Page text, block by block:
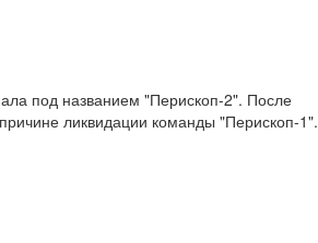
под названием "Перископ-2". После
ликвидации команды "Перископ-1".